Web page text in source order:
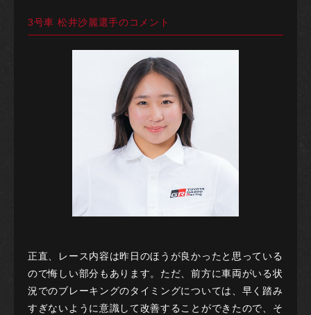
3号車 松井沙麗選手のコメント
正直、レース内容は昨日のほうが良かったと思っている
ので悔しい部分もあります。ただ、前方に車両がいる状
況でのブレーキングのタイミングについては、早く踏み
すぎないように意識して改善することができたので、そ